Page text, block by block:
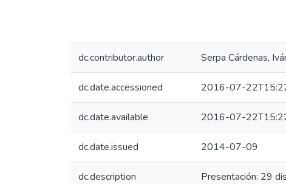
dc.contributor.author Serpa Cárdenas,
dc.date.accessioned 2016-07-
dc.date.available 2016-07-
dc.date.issued 2014-07-09
dc.description Presentación: 29